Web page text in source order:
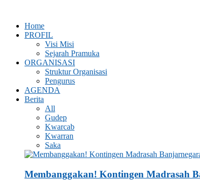
Home
PROFIL
Visi Misi
Sejarah Pramuka
ORGANISASI
Struktur Organisasi
Pengurus
AGENDA
Berita
All
Gudep
Kwarcab
Kwarran
Saka
Membanggakan! Kontingen Madrasah